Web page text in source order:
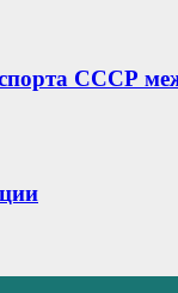
СССР